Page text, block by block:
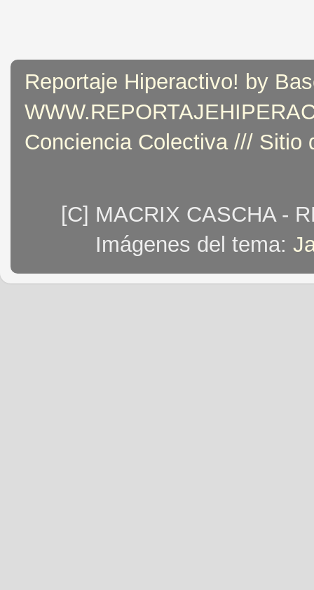
Reportaje Hiperactivo! by
Conciencia Colectiva /// Sitio
[C] MACRIX CASCHA -
Imágenes del tema: